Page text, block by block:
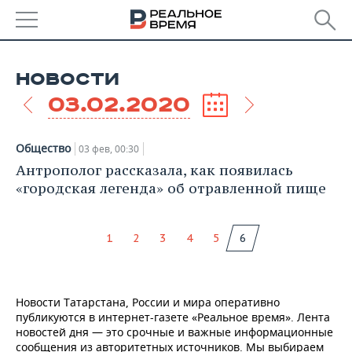
УДМУРТИЯ
НОВОСТИ
НОВОСТИ АНАЛИТИКИ
ДЕКЛАРАЦИИ О ДОХОДАХ
КОРОЛИ ГОСЗАКАЗА ПФО
КОМУ ПРИНАДЛЕЖАТ
ТОРГОВЫЕ ЦЕНТРЫ
ТАТАРСТАНА
ЭКОНОМИКА
НОВОСТИ ЭКОНОМИКИ
БЮДЖЕТ
ИНВЕСТИЦИИ
МАШИНОСТРОЕНИЕ
НЕДВИЖИМОСТЬ
НОВОСТИ АВТО
БИЗНЕС
НОВОСТИ БИЗНЕСА
ТЕХНОЛОГИИ
НОВОСТИ
03.02.2020
Общество 03 фев, 00:30
Антрополог рассказала, как появилась
«городская легенда» об отравленной пище
1 2 3 4 5 6
Новости Татарстана, России и мира оперативно
публикуются в интернет-газете «Реальное время». Лента
новостей дня — это срочные и важные информационные
сообщения из авторитетных источников. Мы выбираем